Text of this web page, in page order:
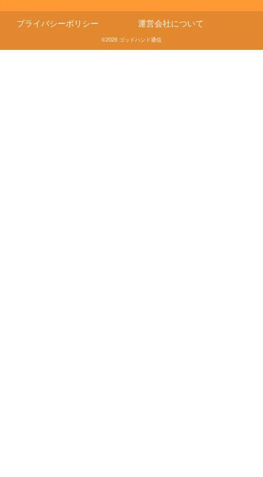
プライバシーポリシー 運営会社について
©2026 ゴッドハンド通信